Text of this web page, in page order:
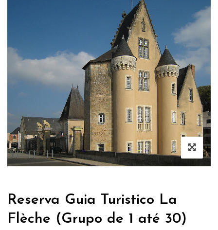
Reserva Guia Turistico La
Flèche (Grupo de 1 até 30)